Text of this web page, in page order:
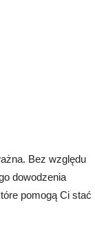
Bez względu
dowodzenia
pomogą Ci stać